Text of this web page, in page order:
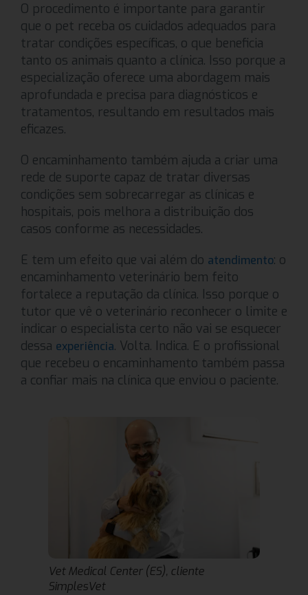
O procedimento é importante para garantir
que o pet receba os cuidados adequados para
tratar condições específicas, o que beneficia
tanto os animais quanto a clínica. Isso porque a
especialização oferece uma abordagem mais
aprofundada e precisa para diagnósticos e
tratamentos, resultando em resultados mais
eficazes.
O encaminhamento também ajuda a criar uma
rede de suporte capaz de tratar diversas
condições sem sobrecarregar as clínicas e
hospitais, pois melhora a distribuição dos
casos conforme as necessidades.
E tem um efeito que vai além do atendimento: o
encaminhamento veterinário bem feito
fortalece a reputação da clínica. Isso porque o
tutor que vê o veterinário reconhecer o limite e
indicar o especialista certo não vai se esquecer
dessa experiência. Volta. Indica. E o profissional
que recebeu o encaminhamento também passa
a confiar mais na clínica que enviou o paciente.
Vet Medical Center (ES), cliente
SimplesVet